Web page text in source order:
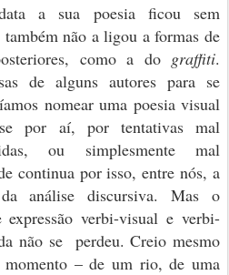
a sua poesia ficou sem
não a ligou a formas de
como a do graffiti.
de alguns autores para se
nomear uma poesia visual
se por aí, por tentativas mal
ou simplesmente mal
continua por isso, entre nós, a
análise discursiva. Mas o
verbi-visual e verbi-
não se perdeu. Creio mesmo
momento – de um rio, de uma